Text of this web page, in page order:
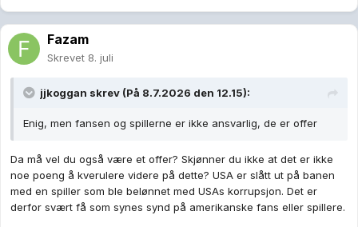
Fazam
Skrevet 8. juli
jjkoggan skrev (På 8.7.2026 den 12.15):
Enig, men fansen og spillerne er ikke ansvarlig, de er offer
Da må vel du også være et offer? Skjønner du ikke at det er ikke
noe poeng å kverulere videre på dette? USA er slått ut på banen
med en spiller som ble belønnet med USAs korrupsjon. Det er
derfor svært få som synes synd på amerikanske fans eller spillere.